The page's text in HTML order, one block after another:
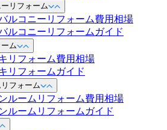
リフォーム
ルコニーリフォーム費用相場
ルコニーリフォームガイド
ム
リフォーム費用相場
リフォームガイド
フォーム
ルームリフォーム費用相場
ルームリフォームガイド